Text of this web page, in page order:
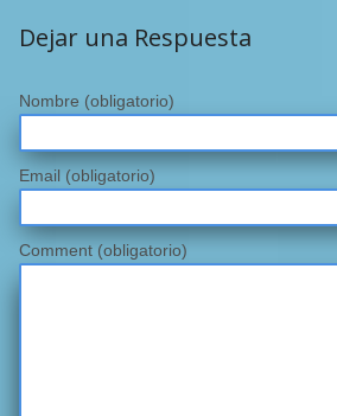
Dejar una Respuesta
Nombre (obligatorio)
Email (obligatorio)
Comment (obligatorio)